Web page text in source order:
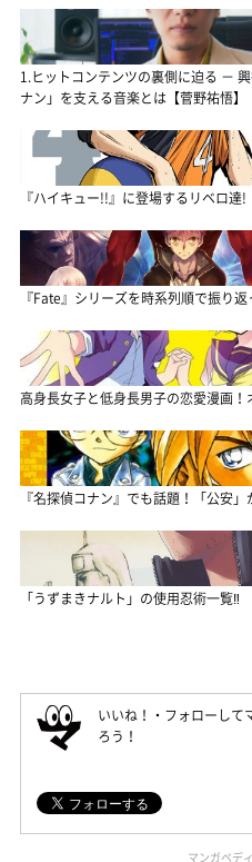
1.ヒットコンテンツの裏側に迫る －
ナン」を支える音楽とは【菅野祐悟】
『ハイキュー!!』に登場するリベロ達!
『Fate』シリーズを時系列順で振り
高身長女子と低身長男子の恋愛漫画！
『名探偵コナン』でも話題！「公安
「うずまきナルト」の使用忍術一覧‼
いいね！・フォローして
ろう！
マンガペデ